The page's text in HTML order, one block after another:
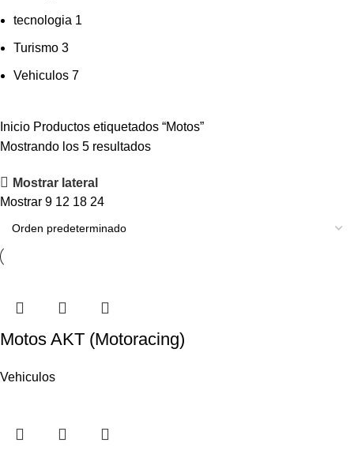
tecnologia 1
Turismo 3
Vehiculos 7
Inicio Productos etiquetados “Motos”
Mostrando los 5 resultados
Mostrar lateral
Mostrar 9 12 18 24
Motos AKT (Motoracing)
Vehiculos